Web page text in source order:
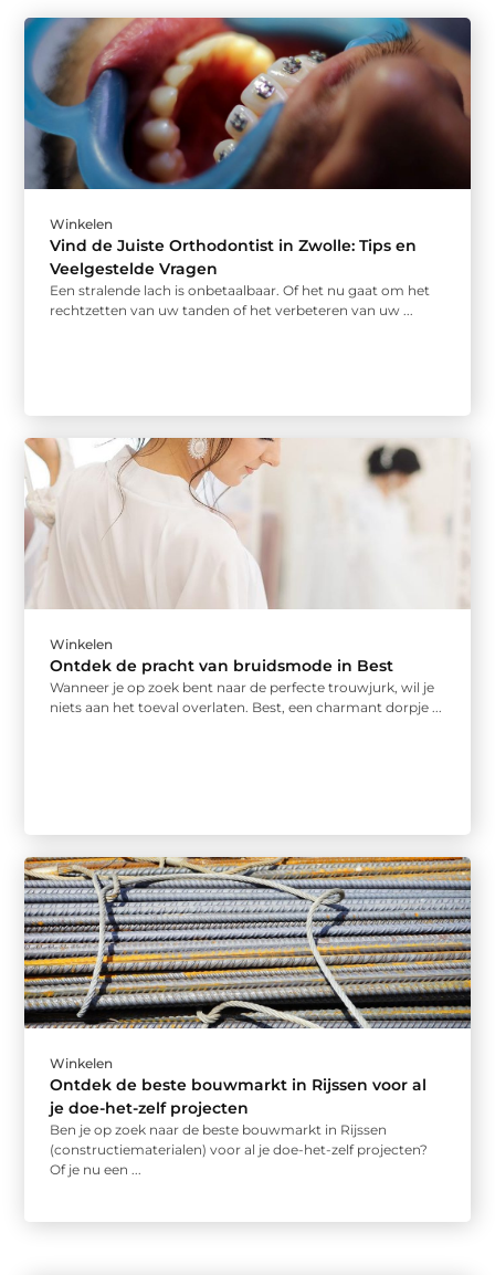
Winkelen
Vind de Juiste Orthodontist in Zwolle: Tips en
Veelgestelde Vragen
Een stralende lach is onbetaalbaar. Of het nu gaat om het
rechtzetten van uw tanden of het verbeteren van uw ...
Winkelen
Ontdek de pracht van bruidsmode in Best
Wanneer je op zoek bent naar de perfecte trouwjurk, wil je
niets aan het toeval overlaten. Best, een charmant dorpje ...
Winkelen
Ontdek de beste bouwmarkt in Rijssen voor al
je doe-het-zelf projecten
Ben je op zoek naar de beste bouwmarkt in Rijssen
(constructiematerialen) voor al je doe-het-zelf projecten?
Of je nu een ...